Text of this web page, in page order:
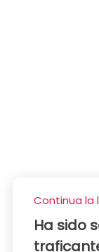
Continua la
Ha sido